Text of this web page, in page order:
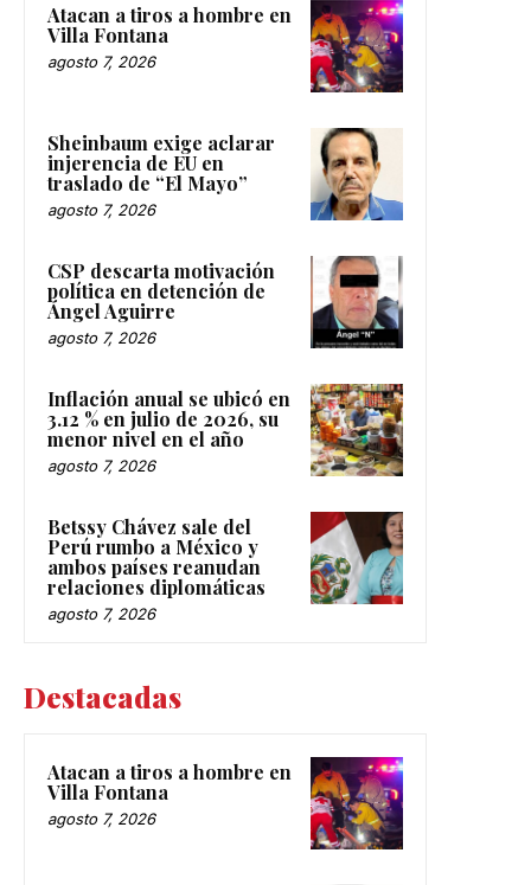
Atacan a tiros a hombre en
Villa Fontana
agosto 7, 2026
Sheinbaum exige aclarar
injerencia de EU en
traslado de “El Mayo”
agosto 7, 2026
CSP descarta motivación
política en detención de
Ángel Aguirre
agosto 7, 2026
Inflación anual se ubicó en
3.12 % en julio de 2026, su
menor nivel en el año
agosto 7, 2026
Betssy Chávez sale del
Perú rumbo a México y
ambos países reanudan
relaciones diplomáticas
agosto 7, 2026
Destacadas
Atacan a tiros a hombre en
Villa Fontana
agosto 7, 2026